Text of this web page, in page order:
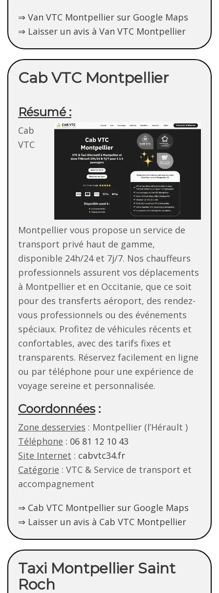
⇒ Van VTC Montpellier sur Google Maps
⇒ Laisser un avis à Van VTC Montpellier
Cab VTC Montpellier
Résumé :
Cab
VTC
Montpellier vous propose un service de
transport privé haut de gamme,
disponible 24h/24 et 7j/7. Nos chauffeurs
professionnels assurent vos déplacements
à Montpellier et en Occitanie, que ce soit
pour des transferts aéroport, des rendez-
vous professionnels ou des événements
spéciaux. Profitez de véhicules récents et
confortables, avec des tarifs fixes et
transparents. Réservez facilement en ligne
ou par téléphone pour une expérience de
voyage sereine et personnalisée.
Coordonnées :
Zone desservies : Montpellier (l’Hérault )
Téléphone : 06 81 12 10 43
Site Internet : cabvtc34.fr
Catégorie : VTC & Service de transport et
accompagnement
⇒ Cab VTC Montpellier sur Google Maps
⇒ Laisser un avis à Cab VTC Montpellier
Taxi Montpellier Saint
Roch